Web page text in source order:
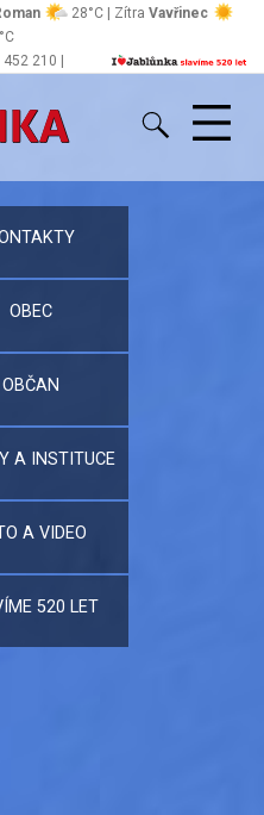
210 |
28°C | Zítra Vavřinec
stránky
OBEC
OBČAN
A INSTITUCE
A VIDEO
520 LET